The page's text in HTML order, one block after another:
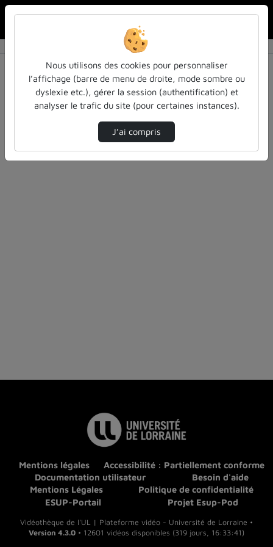
Résultats de la recherche
Filtres actifs (cliquer pour en retirer) :
pass-las
enseignement-superieur
Mentions légales
Accessibilité : Partiellement conforme
Documentation utilisateur
Besoin d'aide
Mentions Légales
Politique de confidentialité
ESUP-Portail
Projet Esup-Pod
Vidéothèque de l'UL | Plateforme vidéo - Université de Lorraine •
Version 4.3.0 • 12601 vidéos disponibles (319 jours, 16:33:41)
Nous utilisons des cookies pour personnaliser
l’affichage (barre de menu de droite, mode sombre ou
dyslexie etc.), gérer la session (authentification) et
analyser le trafic du site (pour certaines instances).
J’ai compris